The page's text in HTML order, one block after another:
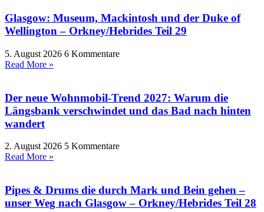
Glasgow: Museum, Mackintosh und der Duke of
Wellington – Orkney/Hebrides Teil 29
5. August 2026 6 Kommentare
Read More »
Der neue Wohnmobil-Trend 2027: Warum die
Längsbank verschwindet und das Bad nach hinten
wandert
2. August 2026 5 Kommentare
Read More »
Pipes & Drums die durch Mark und Bein gehen –
unser Weg nach Glasgow – Orkney/Hebrides Teil 28